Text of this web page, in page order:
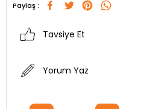
Paylaş :
Tavsiye Et
Yorum Yaz